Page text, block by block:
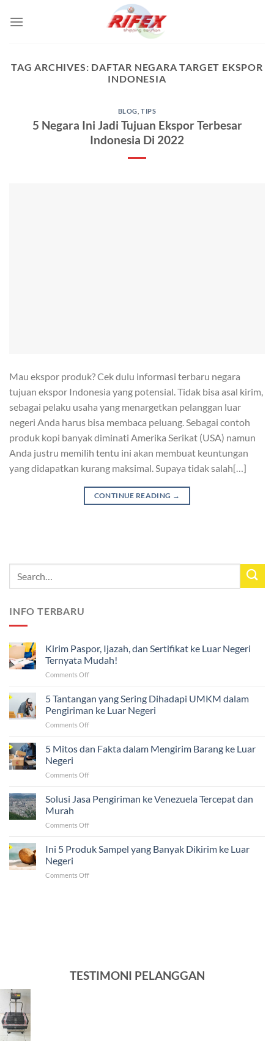
TAG ARCHIVES: DAFTAR NEGARA TARGET EKSPOR
INDONESIA
BLOG ,TIPS
5 Negara Ini Jadi Tujuan Ekspor Terbesar
Indonesia Di 2022
Mau ekspor produk? Cek dulu informasi terbaru negara
tujuan ekspor Indonesia yang potensial. Tidak bisa asal kirim,
sebagai pelaku usaha yang menargetkan pelanggan luar
negeri Anda harus bisa membaca peluang. Sebagai contoh
produk kopi banyak diminati Amerika Serikat (USA) namun
Anda justru memilih tentu ini akan membuat keuntungan
yang didapatkan kurang maksimal. Supaya tidak salah[…]
CONTINUE READING →
INFO TERBARU
Kirim Paspor, Ijazah, dan Sertifikat ke Luar Negeri
Ternyata Mudah!
Comments Offon
Ijazah,
dan
Sertifikat
Luar
5 Tantangan yang Sering Dihadapi UMKM dalam
Pengiriman ke Luar Negeri
Comments Offon
Tantangan
Dihadapi
dalam
5 Mitos dan Fakta dalam Mengirim Barang ke Luar
Negeri
Comments Offon
Mitos
dalam
Barang
Solusi Jasa Pengiriman ke Venezuela Tercepat dan
Murah
Comments Offon
Jasa
Pengiriman
Venezuela
Ini 5 Produk Sampel yang Banyak Dikirim ke Luar
Negeri
Comments Offon
Negeri
TESTIMONI PELANGGAN